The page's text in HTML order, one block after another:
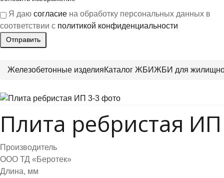
Я даю согласие на обработку персональных данных в
соответствии с политикой конфиденциальности
Железобетонные изделияКаталог ЖБИЖБИ для жилищно-
Плита ребристая
Производитель
ООО ТД «Беротек»
Длина, мм